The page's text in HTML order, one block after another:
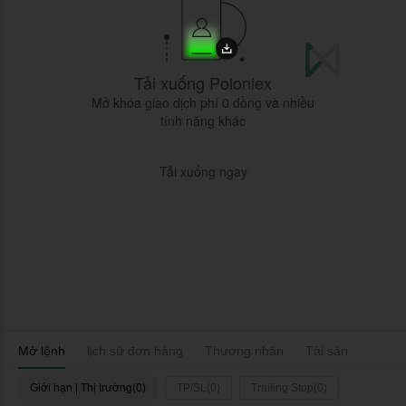
Mở lệnh lịch sử đơn hàng Thương nhân Tài sản
Giới hạn | Thị trường(0) TP/SL(0) Trailing Stop(0)
Tải xuống Poloniex
Mở khóa giao dịch phí 0 đồng và nhiều
tính năng khác
Tải xuống ngay